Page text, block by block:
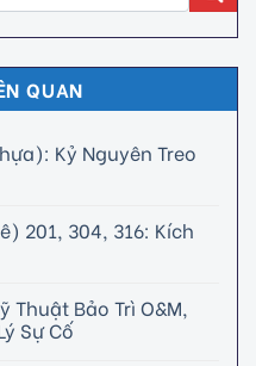
QUAN
Kỷ Nguyên Treo
201, 304, 316: Kích
Thuật Bảo Trì O&M,
Sự Cố